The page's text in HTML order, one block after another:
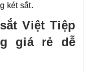
két sắt.
Việt Tiệp
giá rẻ dễ